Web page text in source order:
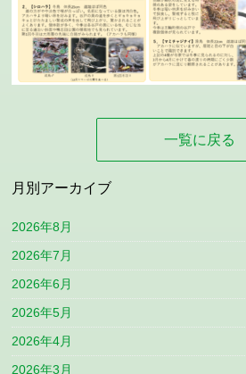
一覧に戻る
月別アーカイブ
2026年8月
2026年7月
2026年6月
2026年5月
2026年4月
2026年3月